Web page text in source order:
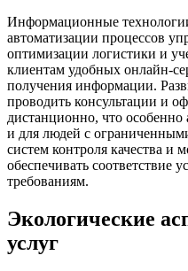
Информационные
автоматизации процессов
оптимизации логистики и
клиентам удобных онлайн-
получения информации.
проводить консультации и
дистанционно, что
и для людей с
систем контроля качества и
обеспечивать соответствие
требованиям.
Экологические
услуг